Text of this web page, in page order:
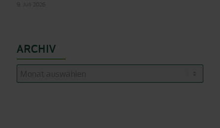
9. Juli 2026
ARCHIV